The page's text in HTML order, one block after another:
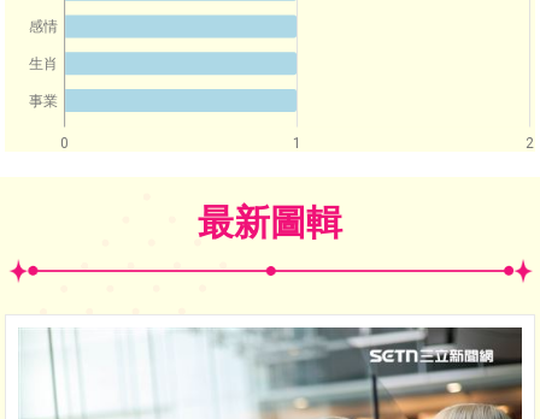
0 1 2
感情
生肖
事業
最新圖輯